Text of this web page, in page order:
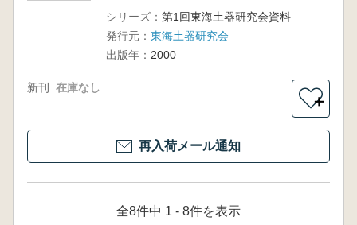
シリーズ： 第1回東海土器研究会資料
発行元： 東海土器研究会
出版年： 2000
新刊 在庫なし
＋
再入荷メール通知
全8件中 1 - 8件を表示